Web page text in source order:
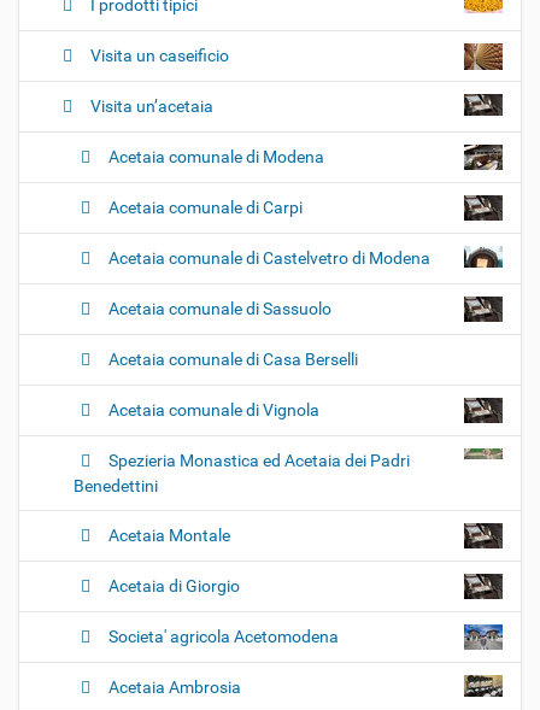
I prodotti tipici
Visita un caseificio
Visita un’acetaia
Acetaia comunale di Modena
Acetaia comunale di Carpi
Acetaia comunale di Castelvetro di Modena
Acetaia comunale di Sassuolo
Acetaia comunale di Casa Berselli
Acetaia comunale di Vignola
Spezieria Monastica ed Acetaia dei Padri
Benedettini
Acetaia Montale
Acetaia di Giorgio
Societa' agricola Acetomodena
Acetaia Ambrosia